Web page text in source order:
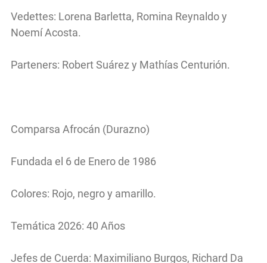
Vedettes: Lorena Barletta, Romina Reynaldo y
Noemí Acosta.
Parteners: Robert Suárez y Mathías Centurión.
Comparsa Afrocán (Durazno)
Fundada el 6 de Enero de 1986
Colores: Rojo, negro y amarillo.
Temática 2026: 40 Años
Jefes de Cuerda: Maximiliano Burgos, Richard Da